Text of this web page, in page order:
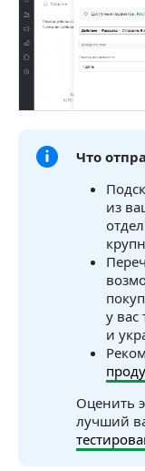
Что
из
у вас
и
Оценить
лучший